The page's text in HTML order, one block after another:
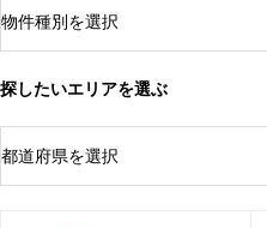
探したいエリアを選ぶ